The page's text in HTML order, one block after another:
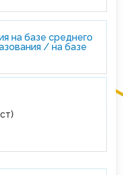
на базе среднего
/ на базе